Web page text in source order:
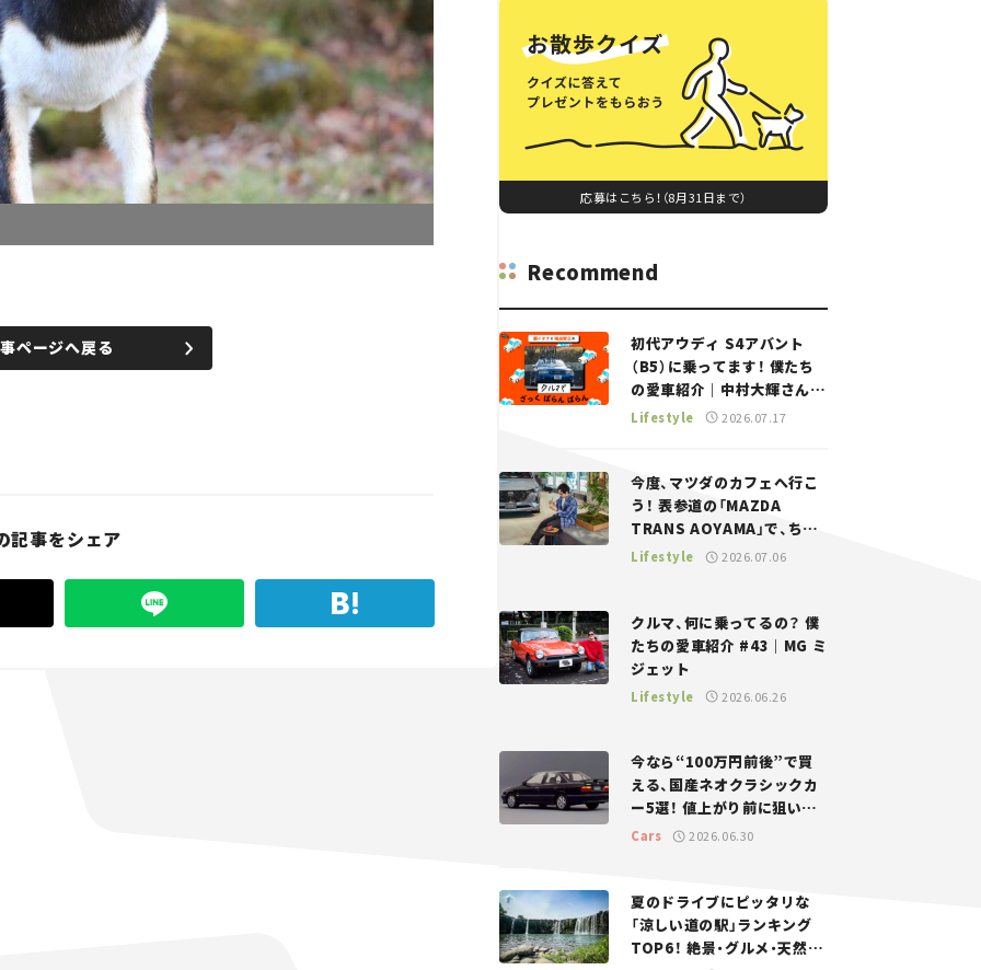
ページへ戻る
記事をシェア
応募はこちら！（8月31日まで）
Recommend
初代アウディ S4アバント
（B5）に乗ってます！ 僕たち
の愛車紹介｜中村大輝さん
——瀬イオナと嶋田智之の
Lifestyle 2026.07.17
今度、マツダのカフェへ行こ
う！ 表参道の「MAZDA
TRANS AOYAMA」で、ちょ
っとひと息。——連載｜CCG
Lifestyle 2026.07.06
クルマ、何に乗ってるの？ 僕
たちの愛車紹介 #43｜MG ミ
ジェット
Lifestyle 2026.06.26
今なら“100万円前後”で買
える、国産ネオクラシックカ
ー5選！ 値上がり前に狙いた
い、中古車探しをお手伝い――ち
Cars 2026.06.30
夏のドライブにピッタリな
「涼しい道の駅」ランキング
TOP6！ 絶景・グルメ・天然ク